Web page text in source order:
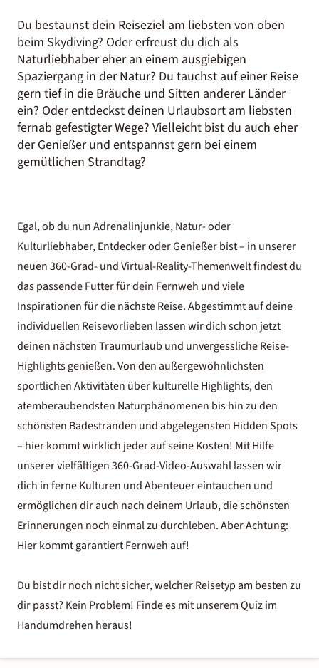
Du bestaunst dein Reiseziel am liebsten von oben
beim Skydiving? Oder erfreust du dich als
Naturliebhaber eher an einem ausgiebigen
Spaziergang in der Natur? Du tauchst auf einer Reise
gern tief in die Bräuche und Sitten anderer Länder
ein? Oder entdeckst deinen Urlaubsort am liebsten
fernab gefestigter Wege? Vielleicht bist du auch eher
der Genießer und entspannst gern bei einem
gemütlichen Strandtag?
Egal, ob du nun Adrenalinjunkie, Natur- oder
Kulturliebhaber, Entdecker oder Genießer bist – in unserer
neuen 360-Grad- und Virtual-Reality-Themenwelt findest du
das passende Futter für dein Fernweh und viele
Inspirationen für die nächste Reise. Abgestimmt auf deine
individuellen Reisevorlieben lassen wir dich schon jetzt
deinen nächsten Traumurlaub und unvergessliche Reise-
Highlights genießen. Von den außergewöhnlichsten
sportlichen Aktivitäten über kulturelle Highlights, den
atemberaubendsten Naturphänomenen bis hin zu den
schönsten Badestränden und abgelegensten Hidden Spots
– hier kommt wirklich jeder auf seine Kosten! Mit Hilfe
unserer vielfältigen 360-Grad-Video-Auswahl lassen wir
dich in ferne Kulturen und Abenteuer eintauchen und
ermöglichen dir auch nach deinem Urlaub, die schönsten
Erinnerungen noch einmal zu durchleben. Aber Achtung:
Hier kommt garantiert Fernweh auf!
Du bist dir noch nicht sicher, welcher Reisetyp am besten zu
dir passt? Kein Problem! Finde es mit unserem Quiz im
Handumdrehen heraus!